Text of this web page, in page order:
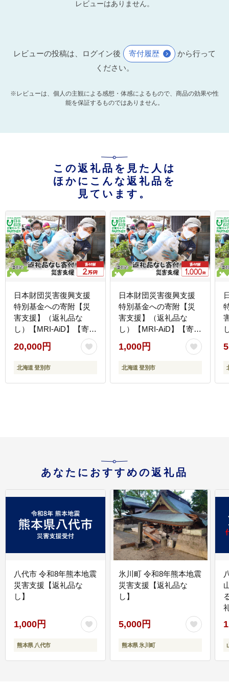
レビューはありません。
レビューの投稿は、ログイン後 寄付履歴
から行って
ください。
※レビューは、個人の主観による感想・体感によるもので、商品の効果や性
能を保証するものではありません。
この返礼品を見た人は
ほかにこんな返礼品を
見ています。
日本財団災害復興支援
特別基金への寄附【災
害支援】（返礼品な
し）【MRI-AiD】【寄付
額：2万円】【pr-0901-
5】
20,000円
北海道 登別市
日本財団災害復興支援
特別基金への寄附【災
害支援】（返礼品な
し）【MRI-AiD】【寄付
額：1000円】【pr-0901-
1】
1,000円
北海道 登別市
あなたにおすすめの返礼品
八代市 令和8年熊本地震
災害支援【返礼品な
し】
1,000円
熊本県 八代市
氷川町 令和8年熊本地震
災害支援【返礼品な
し】
5,000円
熊本県 氷川町